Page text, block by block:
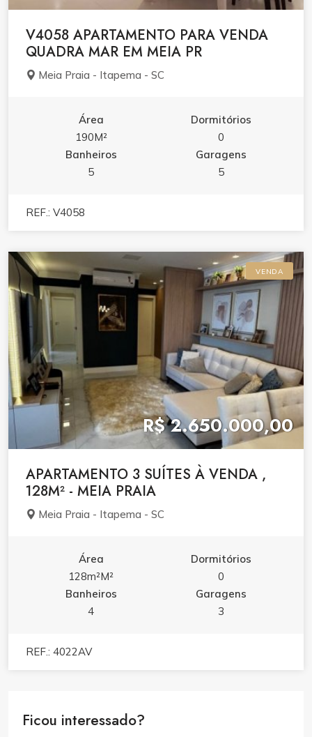
V4058 APARTAMENTO PARA VENDA
QUADRA MAR EM MEIA PR
Meia Praia - Itapema - SC
Área
190M²
Dormitórios
0
Banheiros
5
Garagens
5
REF.: V4058
VENDA
R$ 2.650.000,00
APARTAMENTO 3 SUÍTES À VENDA ,
128M² - MEIA PRAIA
Meia Praia - Itapema - SC
Área
128m²M²
Dormitórios
0
Banheiros
4
Garagens
3
REF.: 4022AV
Ficou interessado?